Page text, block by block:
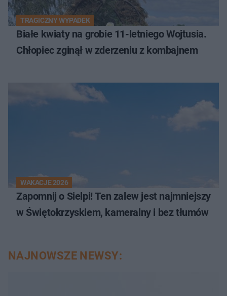
TRAGICZNY WYPADEK
Białe kwiaty na grobie 11-letniego Wojtusia.
Chłopiec zginął w zderzeniu z kombajnem
WAKACJE 2026
Zapomnij o Sielpi! Ten zalew jest najmniejszy
w Świętokrzyskiem, kameralny i bez tłumów
NAJNOWSZE NEWSY: